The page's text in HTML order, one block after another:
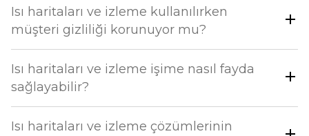
Isı haritaları ve izleme kullanılırken
müşteri gizliliği korunuyor mu?
Isı haritaları ve izleme işime nasıl fayda
sağlayabilir?
Isı haritaları ve izleme çözümlerinin